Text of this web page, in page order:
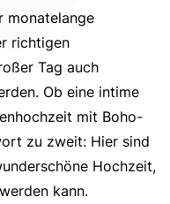
monatelange
monatelange
richtigen
Tag auch
Ob eine intime
mit Boho-
zu zweit: Hier sind
Hochzeit,
kann.